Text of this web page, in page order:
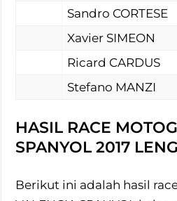
Sandro CORTESE
Xavier SIMEON
Ricard CARDUS
Stefano MANZI
HASIL RACE
SPANYOL 2017
Berikut ini adalah hasil